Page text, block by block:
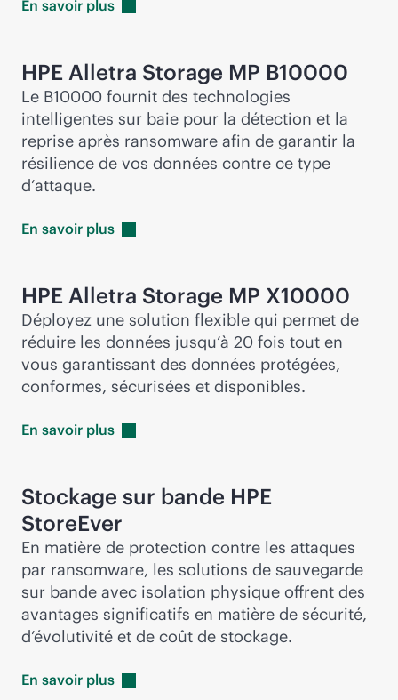
En savoir plus
HPE Alletra Storage MP B10000
Le B10000 fournit des technologies
intelligentes sur baie pour la détection et la
reprise après ransomware afin de garantir la
résilience de vos données contre ce type
d’attaque.
En savoir plus
HPE Alletra Storage MP X10000
Déployez une solution flexible qui permet de
réduire les données jusqu’à 20 fois tout en
vous garantissant des données protégées,
conformes, sécurisées et disponibles.
En savoir plus
Stockage sur bande HPE
StoreEver
En matière de protection contre les attaques
par ransomware, les solutions de sauvegarde
sur bande avec isolation physique offrent des
avantages significatifs en matière de sécurité,
d’évolutivité et de coût de stockage.
En savoir plus